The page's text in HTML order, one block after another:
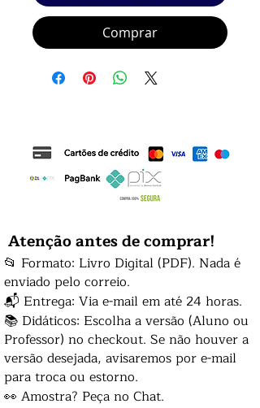
Comprar
Atenção antes de comprar!
📂 Formato: Livro Digital (PDF). Nada é
enviado pelo correio.
📬 Entrega: Via e-mail em até 24 horas.
📚 Didáticos: Escolha a versão (Aluno ou
Professor) no checkout. Se não houver a
versão desejada, avisaremos por e-mail
para troca ou estorno.
👀 Amostra? Peça no Chat.